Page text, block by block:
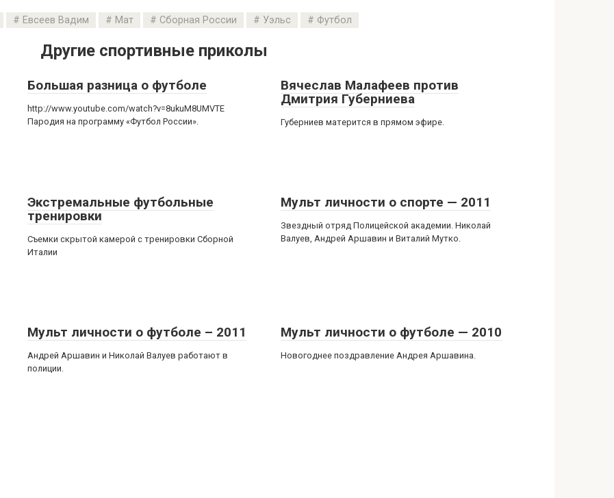
Евсеев Вадим Мат Сборная России Уэльс Футбол
Другие спортивные приколы
Большая разница о футболе
http://www.youtube.com/watch?v=8ukuM8UMVTE
Пародия на программу «Футбол России».
Вячеслав Малафеев против
Дмитрия Губерниева
Губерниев матерится в прямом эфире.
Экстремальные футбольные
тренировки
Съемки скрытой камерой с тренировки Сборной
Италии
Мульт личности о спорте — 2011
Звездный отряд Полицейской академии. Николай
Валуев, Андрей Аршавин и Виталий Мутко.
Мульт личности о футболе – 2011
Андрей Аршавин и Николай Валуев работают в
полиции.
Мульт личности о футболе — 2010
Новогоднее поздравление Андрея Аршавина.